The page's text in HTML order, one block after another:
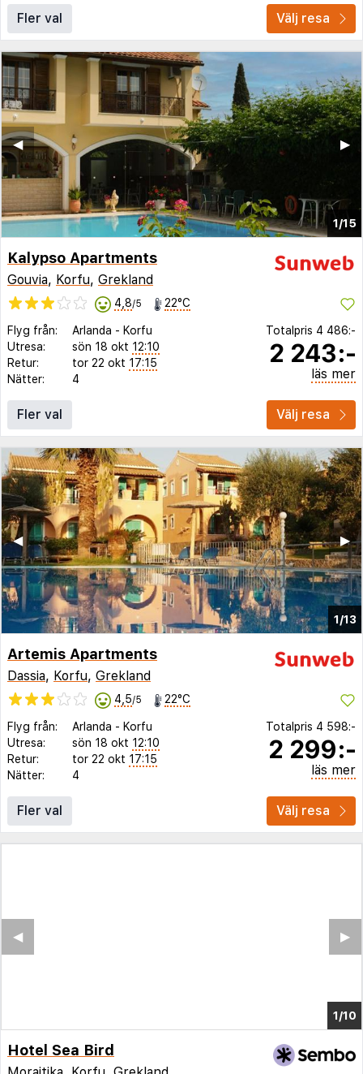
Fler val Välj resa
1/15
▶︎
◀︎
Kalypso Apartments
Gouvia, Korfu, Grekland
4,8/5 22°C
Flyg från: Arlanda - Korfu
Utresa:
sön 18 okt 12:10
Retur:
tor 22 okt 17:15
Nätter:
4
Totalpris 4 486:-
2 243:-
läs mer
Fler val Välj resa
1/13
▶︎
◀︎
Artemis Apartments
Dassia, Korfu, Grekland
4,5/5 22°C
Flyg från: Arlanda - Korfu
Utresa:
sön 18 okt 12:10
Retur:
tor 22 okt 17:15
Nätter:
4
Totalpris 4 598:-
2 299:-
läs mer
Fler val Välj resa
1/5
▶︎
◀︎
Hotel Sea Bird